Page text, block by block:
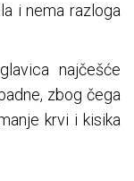
i nema razloga
najčešće
zbog čega
krvi i kisika